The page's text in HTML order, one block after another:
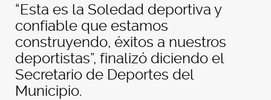
“Esta es la Soledad deportiva y
confiable que estamos
construyendo, éxitos a nuestros
deportistas”, finalizó diciendo el
Secretario de Deportes del
Municipio.